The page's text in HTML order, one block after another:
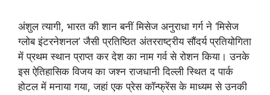
अंशुल त्यागी, भारत की शान बनीं मिसेज अनुराधा गर्ग ने ‘मिसेज
ग्लोब इंटरनेशनल’ जैसी प्रतिष्ठित अंतरराष्ट्रीय सौंदर्य प्रतियोगिता
में प्रथम स्थान प्राप्त कर देश का नाम गर्व से रोशन किया। उनके
इस ऐतिहासिक विजय का जश्न राजधानी दिल्ली स्थित द पार्क
होटल में मनाया गया, जहां एक प्रेस कॉन्फ्रेंस के माध्यम से उनकी